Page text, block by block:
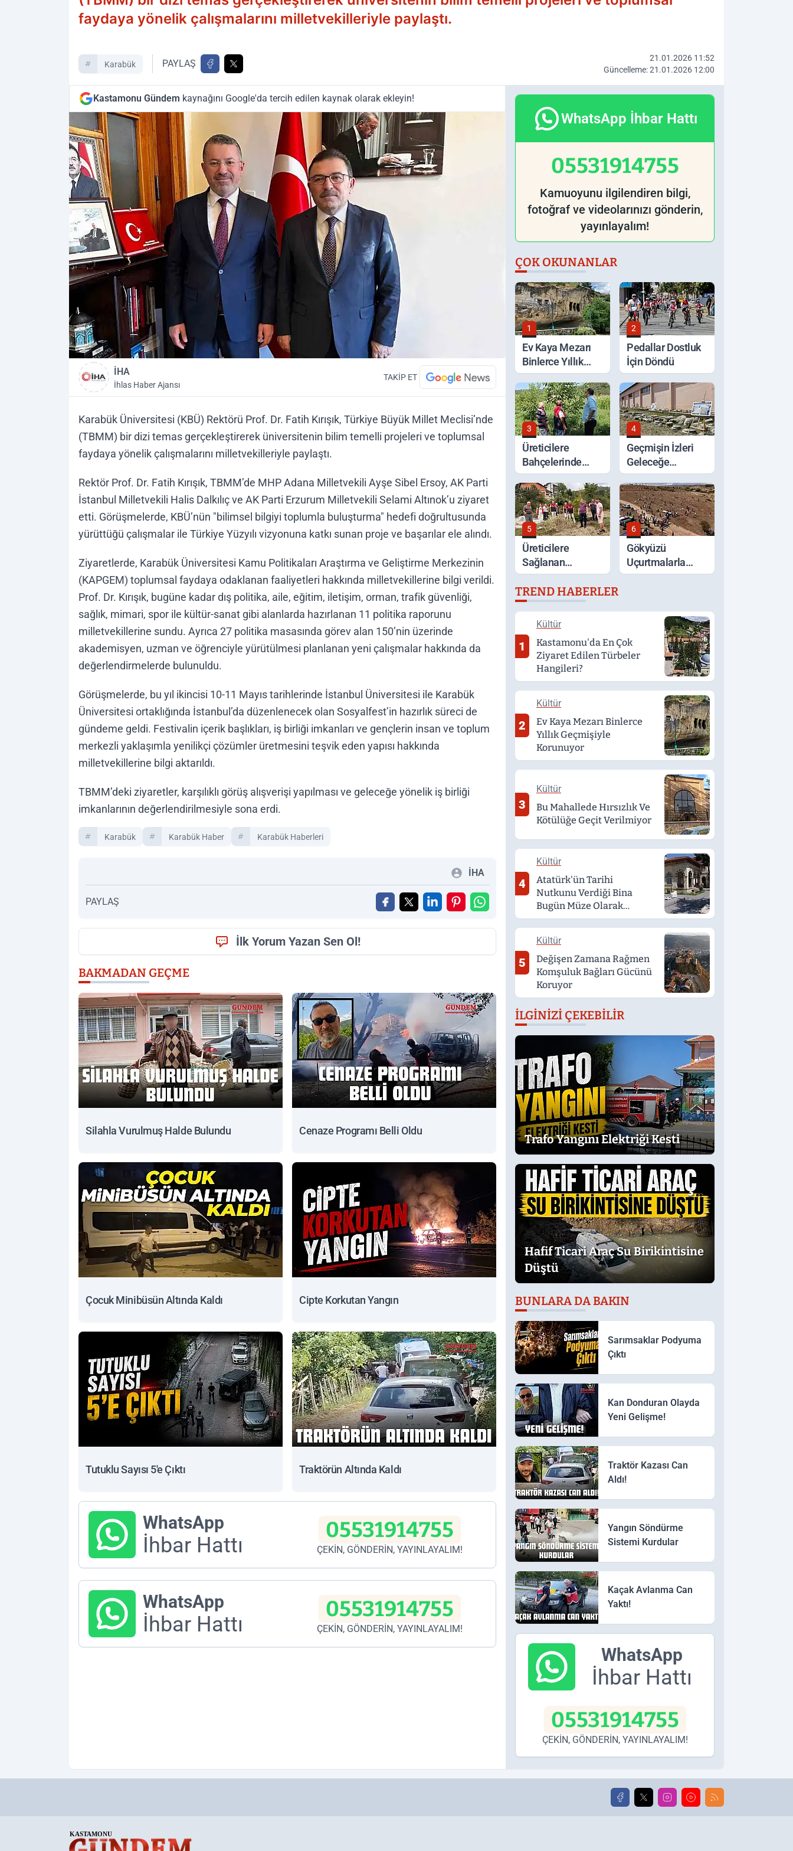
faydaya yönelik çalışmalarını milletvekilleriyle paylaştı.
Karabük PAYLAŞ
21.01.2026 11:52
Güncelleme: 21.01.2026 12:00
Kastamonu Gündem kaynağını Google'da tercih edilen kaynak olarak ekleyin!
İHA
İhlas Haber Ajansı
TAKİP ET
Karabük Üniversitesi (KBÜ) Rektörü Prof. Dr. Fatih Kırışık, Türkiye Büyük Millet Meclisi’nde
(TBMM) bir dizi temas gerçekleştirerek üniversitenin bilim temelli projeleri ve toplumsal
faydaya yönelik çalışmalarını milletvekilleriyle paylaştı.
Rektör Prof. Dr. Fatih Kırışık, TBMM’de MHP Adana Milletvekili Ayşe Sibel Ersoy, AK Parti
İstanbul Milletvekili Halis Dalkılıç ve AK Parti Erzurum Milletvekili Selami Altınok’u ziyaret
etti. Görüşmelerde, KBÜ’nün "bilimsel bilgiyi toplumla buluşturma" hedefi doğrultusunda
yürüttüğü çalışmalar ile Türkiye Yüzyılı vizyonuna katkı sunan proje ve başarılar ele alındı.
Ziyaretlerde, Karabük Üniversitesi Kamu Politikaları Araştırma ve Geliştirme Merkezinin
(KAPGEM) toplumsal faydaya odaklanan faaliyetleri hakkında milletvekillerine bilgi verildi.
Prof. Dr. Kırışık, bugüne kadar dış politika, aile, eğitim, iletişim, orman, trafik güvenliği,
sağlık, mimari, spor ile kültür-sanat gibi alanlarda hazırlanan 11 politika raporunu
milletvekillerine sundu. Ayrıca 27 politika masasında görev alan 150’nin üzerinde
akademisyen, uzman ve öğrenciyle yürütülmesi planlanan yeni çalışmalar hakkında da
değerlendirmelerde bulunuldu.
Görüşmelerde, bu yıl ikincisi 10-11 Mayıs tarihlerinde İstanbul Üniversitesi ile Karabük
Üniversitesi ortaklığında İstanbul’da düzenlenecek olan Sosyalfest’in hazırlık süreci de
gündeme geldi. Festivalin içerik başlıkları, iş birliği imkanları ve gençlerin insan ve toplum
merkezli yaklaşımla yenilikçi çözümler üretmesini teşvik eden yapısı hakkında
milletvekillerine bilgi aktarıldı.
TBMM’deki ziyaretler, karşılıklı görüş alışverişi yapılması ve geleceğe yönelik iş birliği
imkanlarının değerlendirilmesiyle sona erdi.
Karabük Karabük Haber Karabük Haberleri
İHA
PAYLAŞ
İlk Yorum Yazan Sen Ol!
BAKMADAN GEÇME
Silahla Vurulmuş Halde Bulundu Cenaze Programı Belli Oldu
Çocuk Minibüsün Altında Kaldı Cipte Korkutan Yangın
Tutuklu Sayısı 5'e Çıktı Traktörün Altında Kaldı
WhatsApp
İhbar Hattı
05531914755
ÇEKİN, GÖNDERİN, YAYINLAYALIM!
WhatsApp
İhbar Hattı
05531914755
ÇEKİN, GÖNDERİN, YAYINLAYALIM!
WhatsApp İhbar Hattı
05531914755
Kamuoyunu ilgilendiren bilgi,
fotoğraf ve videolarınızı gönderin,
yayınlayalım!
ÇOK OKUNANLAR
1
Ev Kaya Mezarı
Binlerce Yıllık
Geçmişiyle
Korunuyor
2
Pedallar Dostluk
İçin Döndü
3
Üreticilere
Bahçelerinde
Yerinde Tarım
Desteği
4
Geçmişin İzleri
Geleceğe
Taşınıyor
5
Üreticilere
Sağlanan
Destekler Sahada
Değerlendirildi
6
Gökyüzü
Uçurtmalarla
Renklendi
TREND HABERLER
1
Kültür
Kastamonu'da En Çok
Ziyaret Edilen Türbeler
Hangileri?
2
Kültür
Ev Kaya Mezarı Binlerce
Yıllık Geçmişiyle
Korunuyor
3
Kültür
Bu Mahallede Hırsızlık Ve
Kötülüğe Geçit Verilmiyor
4
Kültür
Atatürk'ün Tarihi
Nutkunu Verdiği Bina
Bugün Müze Olarak
Hizmet Veriyor
5
Kültür
Değişen Zamana Rağmen
Komşuluk Bağları Gücünü
Koruyor
İLGINIZI ÇEKEBILIR
Trafo Yangını Elektriği Kesti
Hafif Ticari Araç Su Birikintisine
Düştü
BUNLARA DA BAKIN
Sarımsaklar Podyuma
Çıktı
Kan Donduran Olayda
Yeni Gelişme!
Traktör Kazası Can
Aldı!
Yangın Söndürme
Sistemi Kurdular
Kaçak Avlanma Can
Yaktı!
WhatsApp
İhbar Hattı
05531914755
ÇEKİN, GÖNDERİN, YAYINLAYALIM!